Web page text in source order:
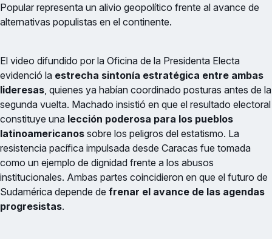
Popular representa un alivio geopolítico frente al avance de
alternativas populistas en el continente.
El video difundido por la Oficina de la Presidenta Electa
evidenció la estrecha sintonía estratégica entre ambas
lideresas , quienes ya habían coordinado posturas antes de la
segunda vuelta. Machado insistió en que el resultado electoral
constituye una lección poderosa para los pueblos
latinoamericanos sobre los peligros del estatismo. La
resistencia pacífica impulsada desde Caracas fue tomada
como un ejemplo de dignidad frente a los abusos
institucionales. Ambas partes coincidieron en que el futuro de
Sudamérica depende de frenar el avance de las agendas
progresistas.